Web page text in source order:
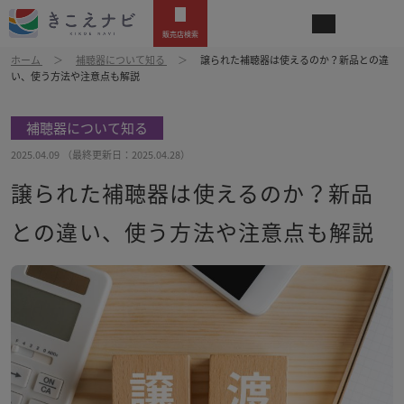
販売店検索
ホーム 補聴器について知る
譲られた補聴器は使えるのか？新品との違
い、使う方法や注意点も解説
補聴器について知る
2025.04.09 （最終更新日： 2025.04.28）
譲られた補聴器は使えるのか？新品
との違い、使う方法や注意点も解説